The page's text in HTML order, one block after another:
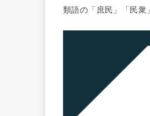
類語の「庶民」「民衆